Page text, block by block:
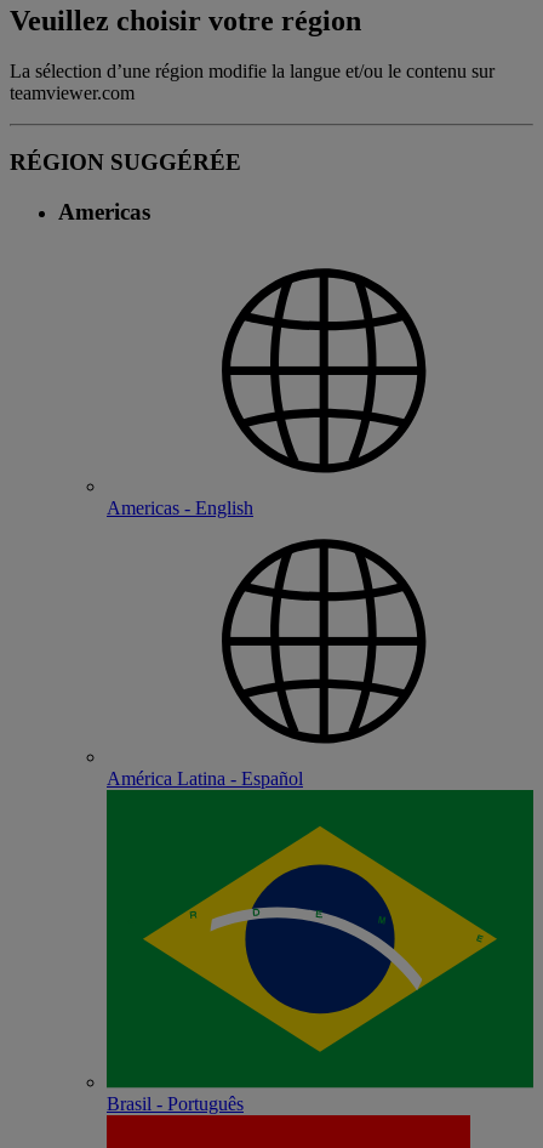
Veuillez choisir votre région
La sélection d’une région modifie la langue et/ou le contenu sur
teamviewer.com
RÉGION SUGGÉRÉE
Americas
Americas - English
América Latina - Español
Brasil - Português